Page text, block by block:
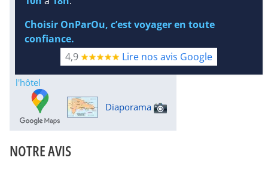
DEVIS /
< 100 m
Équipement :
391
Tx
Infos golfs :
dont le plus proche à 15 km de
l'hôtel
Diaporama
NOTRE AVIS
Choisir OnParOu, c’est voyager en toute
confiance.
4,9
Lire nos avis Google